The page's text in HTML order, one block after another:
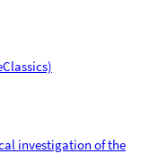
investigation of the